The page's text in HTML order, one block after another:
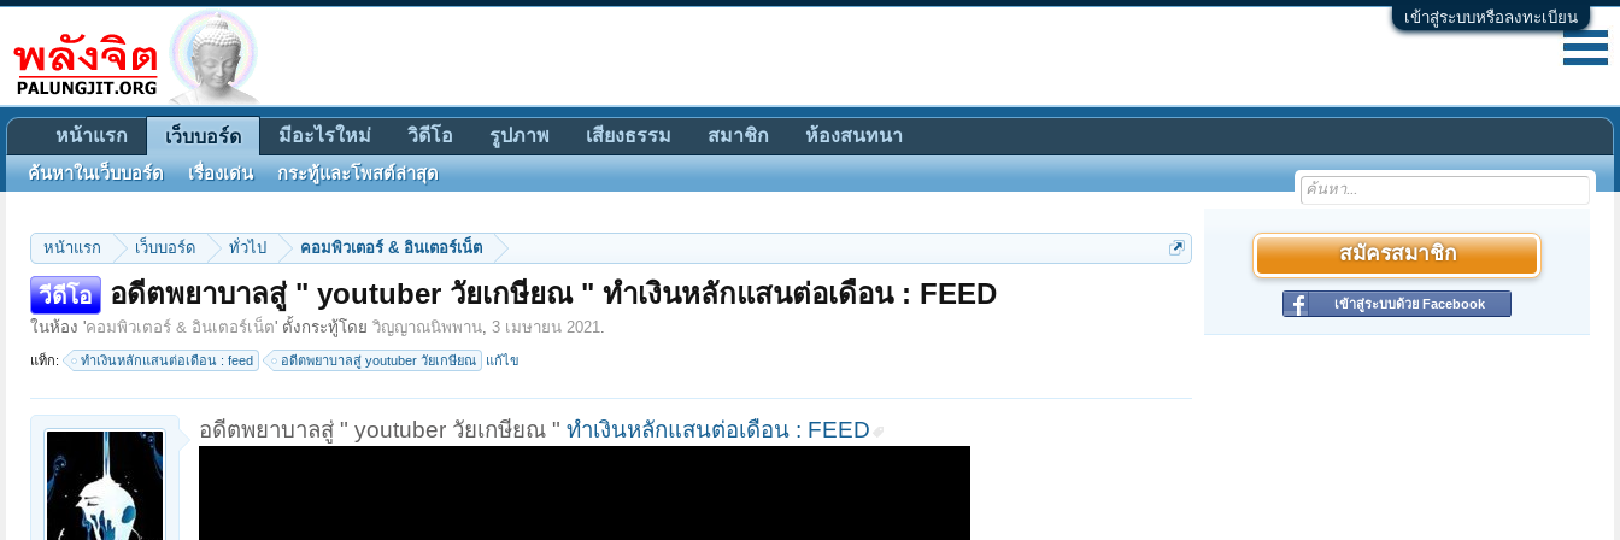
เข้าสู่ระบบหรือลงทะเบียน
หน้าแรก เว็บบอร์ด ทั่วไป คอมพิวเตอร์ & อินเตอร์เน็ต
วีดีโอ อดีตพยาบาลสู่ " youtuber วัยเกษียณ " ทำเงินหลักแสนต่อเดือน : FEED
ในห้อง 'คอมพิวเตอร์ & อินเตอร์เน็ต' ตั้งกระทู้โดย วิญญาณนิพพาน, 3 เมษายน 2021.
แท็ก: ทำเงินหลักแสนต่อเดือน : feed อดีตพยาบาลสู่ youtuber วัยเกษียณ แก้ไข
อดีตพยาบาลสู่ " youtuber วัยเกษียณ " ทำเงินหลักแสนต่อเดือน : FEED
สมัครสมาชิก
เข้าสู่ระบบด้วย Facebook
หน้าแรก เว็บบอร์ด
ค้นหาในเว็บบอร์ด เรื่องเด่น กระทู้และโพสต์ล่าสุด
มีอะไรใหม่ วิดีโอ รูปภาพ เสียงธรรม สมาชิก ห้องสนทนา